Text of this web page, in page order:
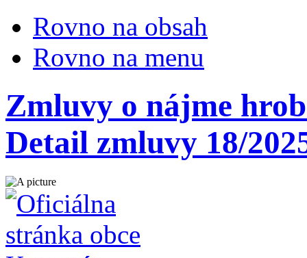
Rovno na obsah
Rovno na menu
Zmluvy o nájme
Detail zmluvy 18/